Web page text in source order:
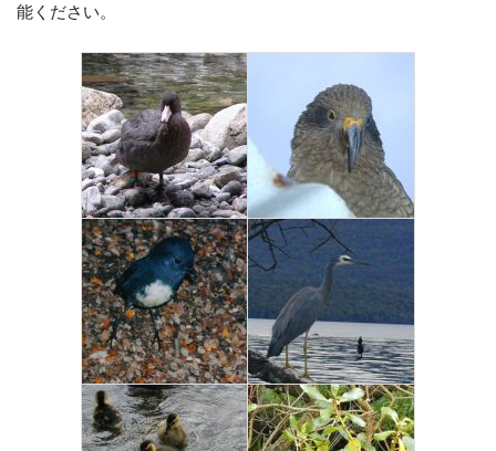
能ください。